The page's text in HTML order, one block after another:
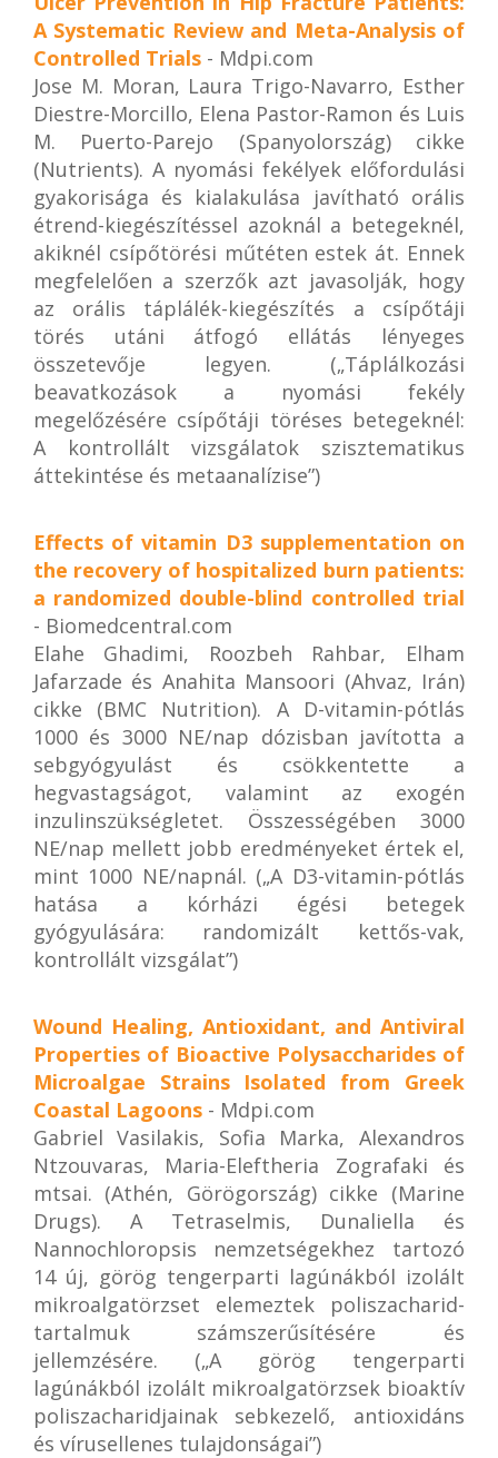
A Systematic Review and Meta-Analysis of
Controlled Trials - Mdpi.com
Jose M. Moran, Laura Trigo-Navarro, Esther
Diestre-Morcillo, Elena Pastor-Ramon és Luis
M. Puerto-Parejo (Spanyolország) cikke
(Nutrients). A nyomási fekélyek előfordulási
gyakorisága és kialakulása javítható orális
étrend-kiegészítéssel azoknál a betegeknél,
akiknél csípőtörési műtéten estek át. Ennek
megfelelően a szerzők azt javasolják, hogy
az orális táplálék-kiegészítés a csípőtáji
törés utáni átfogó ellátás lényeges
összetevője legyen. („Táplálkozási
beavatkozások a nyomási fekély
megelőzésére csípőtáji töréses betegeknél:
A kontrollált vizsgálatok szisztematikus
áttekintése és metaanalízise”)
Effects of vitamin D3 supplementation on
the recovery of hospitalized burn patients:
a randomized double-blind controlled trial
- Biomedcentral.com
Elahe Ghadimi, Roozbeh Rahbar, Elham
Jafarzade és Anahita Mansoori (Ahvaz, Irán)
cikke (BMC Nutrition). A D-vitamin-pótlás
1000 és 3000 NE/nap dózisban javította a
sebgyógyulást és csökkentette a
hegvastagságot, valamint az exogén
inzulinszükségletet. Összességében 3000
NE/nap mellett jobb eredményeket értek el,
mint 1000 NE/napnál. („A D3-vitamin-pótlás
hatása a kórházi égési betegek
gyógyulására: randomizált kettős-vak,
kontrollált vizsgálat”)
Wound Healing, Antioxidant, and Antiviral
Properties of Bioactive Polysaccharides of
Microalgae Strains Isolated from Greek
Coastal Lagoons - Mdpi.com
Gabriel Vasilakis, Sofia Marka, Alexandros
Ntzouvaras, Maria-Eleftheria Zografaki és
mtsai. (Athén, Görögország) cikke (Marine
Drugs). A Tetraselmis, Dunaliella és
Nannochloropsis nemzetségekhez tartozó
14 új, görög tengerparti lagúnákból izolált
mikroalgatörzset elemeztek poliszacharid-
tartalmuk számszerűsítésére és
jellemzésére. („A görög tengerparti
lagúnákból izolált mikroalgatörzsek bioaktív
poliszacharidjainak sebkezelő, antioxidáns
és vírusellenes tulajdonságai”)